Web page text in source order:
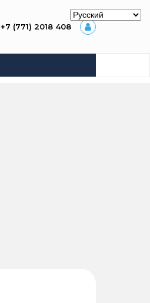
+7 (771) 2018 408